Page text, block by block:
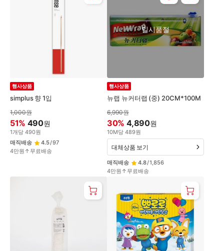
simplus 향 1입
행사상품
1,000원
51% 490원
1개당 490원
매직배송
4.5/97
4만원↑무료배송
뉴랩 뉴커터랩 (중) 20CM*100M
일시품절
행사상품
6,990원
30% 4,890원
10M당 489원
매직배송 4.8/1,856
4만원↑무료배송
대체상품 보기